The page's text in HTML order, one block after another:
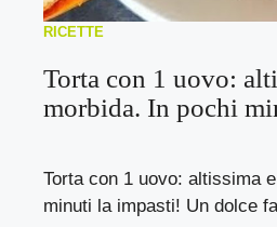
RICETTE
Torta con 1 uovo:
morbida. In pochi
Torta con 1 uovo: altissima
minuti la impasti! Un dolce